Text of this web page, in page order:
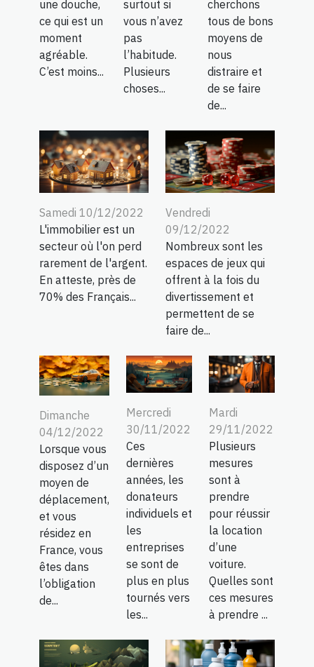
une douche,
ce qui est un
moment
agréable.
C’est moins...
surtout si
vous n’avez
pas
l’habitude.
Plusieurs
choses...
cherchons
tous de bons
moyens de
nous
distraire et
de se faire
de...
Samedi 10/12/2022
L'immobilier est un
secteur où l'on perd
rarement de l'argent.
En atteste, près de
70% des Français...
Vendredi
09/12/2022
Nombreux sont les
espaces de jeux qui
offrent à la fois du
divertissement et
permettent de se
faire de...
Dimanche
04/12/2022
Lorsque vous
disposez d’un
moyen de
déplacement,
et vous
résidez en
France, vous
êtes dans
l’obligation
de...
Mercredi
30/11/2022
Ces
dernières
années, les
donateurs
individuels et
les
entreprises
se sont de
plus en plus
tournés vers
les...
Mardi
29/11/2022
Plusieurs
mesures
sont à
prendre
pour réussir
la location
d’une
voiture.
Quelles sont
ces mesures
à prendre ...